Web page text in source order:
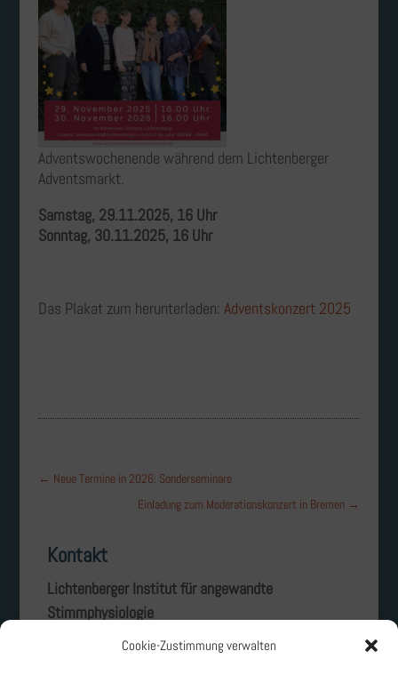
Cookie-Zustimmung verwalten
Adventswochenende während dem Lichtenberger
Adventsmarkt.
Samstag, 29.11.2025, 16 Uhr
Sonntag, 30.11.2025, 16 Uhr
Das Plakat zum herunterladen: Adventskonzert 2025
← Neue Termine in 2026: Sonderseminare
Einladung zum Moderationskonzert in Bremen →
Kontakt
Lichtenberger Institut für angewandte
Stimmphysiologie
Landgraf-Georg-Straße 2